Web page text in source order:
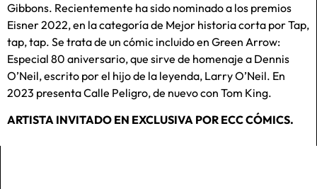
Gibbons. Recientemente ha sido nominado a los premios
Eisner 2022, en la categoría de Mejor historia corta por Tap,
tap, tap. Se trata de un cómic incluido en Green Arrow:
Especial 80 aniversario, que sirve de homenaje a Dennis
O’Neil, escrito por el hijo de la leyenda, Larry O’Neil. En
2023 presenta Calle Peligro, de nuevo con Tom King.
ARTISTA INVITADO EN EXCLUSIVA POR ECC CÓMICS.